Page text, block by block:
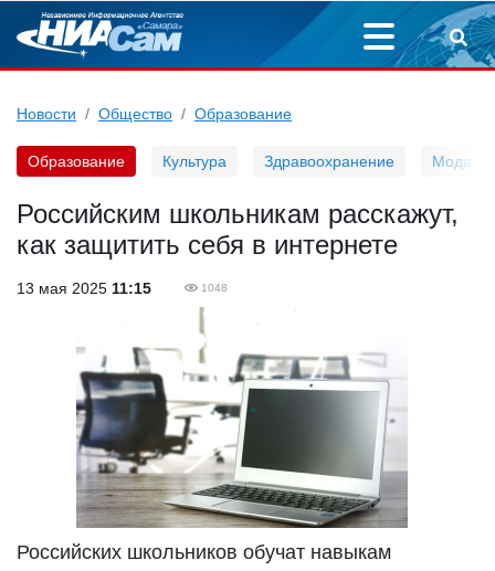
Новости Общество Образование
Образование Культура Здравоохранение Мода
Российским школьникам расскажут,
как защитить себя в интернете
13 мая 2025 11:15 1048
Российских школьников обучат навыкам